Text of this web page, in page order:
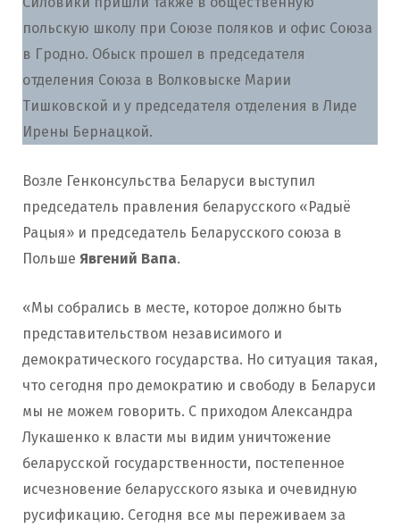
польскую школу при Союзе поляков и офис Союза
в Гродно. Обыск прошел в председателя
отделения Союза в Волковыске Марии
Тишковской и у председателя отделения в Лиде
Ирены Бернацкой.
Возле Генконсульства Беларуси выступил
председатель правления беларусского «Радыё
Рацыя» и председатель Беларусского союза в
Польше Явгений Вапа.
«Мы собрались в месте, которое должно быть
представительством независимого и
демократического государства. Но ситуация такая,
что сегодня про демократию и свободу в Беларуси
мы не можем говорить. С приходом Александра
Лукашенко к власти мы видим уничтожение
беларусской государственности, постепенное
исчезновение беларусского языка и очевидную
русификацию. Сегодня все мы переживаем за